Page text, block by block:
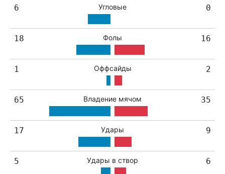
6 Угловые 0
18 Фолы 16
1 Оффсайды 2
65 Владение мячом 35
17 Удары 9
5 Удары в створ 6